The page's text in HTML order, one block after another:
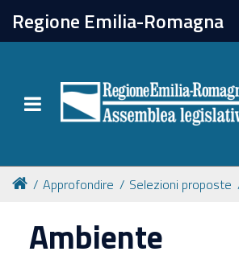
Regione Emilia-Romagna
Toggle navigation
chiudi
Catalogo online
Collezioni
Per approfondire
Approfondire Selezioni proposte
Ambiente